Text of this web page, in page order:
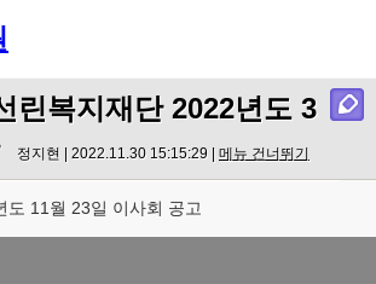
Menu
린복지재단 2022년도 3
정지현 | 2022.11.30 15:15:29 | 메뉴 건너뛰기
도 11월 23일 이사회 공고